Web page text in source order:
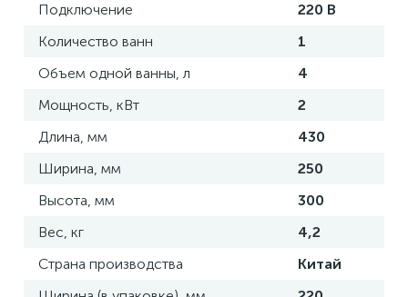
Подключение
220 В
Количество ванн
1
Объем одной ванны, л
4
Мощность, кВт
2
Длина, мм
430
Ширина, мм
250
Высота, мм
300
Вес, кг
4,2
Страна производства
Китай